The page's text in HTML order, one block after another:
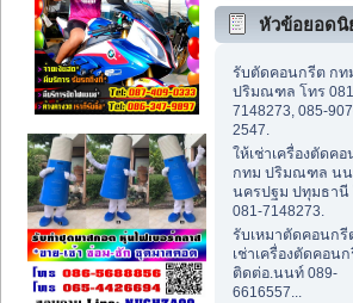
หัวข้อยอดนิ
สูงสุด)
รับตัดคอนกรีต กท
ปริมณฑล โทร
7148273, 085-
2547.
ให้เช่าเครื่องตัดค
กทม ปริมณฑล น
นครปฐม ปทุมธานี
081-7148273.
รับเหมาตัดคอนกรี
เช่าเครื่องตัดคอน
ติดต่อ.นนท์ 089-
6616557...